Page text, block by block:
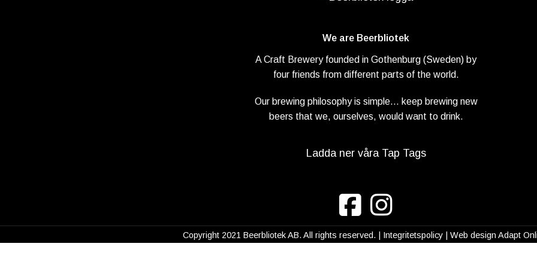
We are Beerbliotek
A Craft Brewery founded in Gothenburg (Sweden) by
four friends from different parts of the world.
Our brewing philosophy is simple… keep brewing new
beers that we, ourselves, would want to drink.
Ladda ner våra Tap Tags
Copyright 2021 Beerbliotek AB. All rights reserved. | Integritetspolicy| Web design Adapt